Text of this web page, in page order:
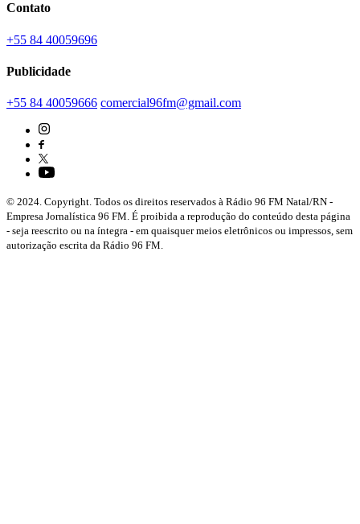
Contato
+55 84 40059696
Publicidade
+55 84 40059666 comercial96fm@gmail.com
© 2024. Copyright. Todos os direitos reservados à Rádio 96 FM Natal/RN -
Empresa Jornalística 96 FM. É proibida a reprodução do conteúdo desta página
- seja reescrito ou na íntegra - em quaisquer meios eletrônicos ou impressos, sem
autorização escrita da Rádio 96 FM.